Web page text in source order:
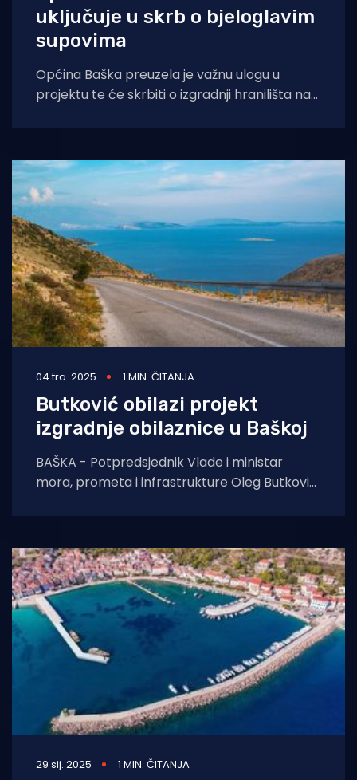
uključuje u skrb o bjeloglavim
supovima
Općina Baška preuzela je važnu ulogu u
projektu te će skrbiti o izgradnji hranilišta na
04 tra. 2025 1 MIN. ČITANJA
Butković obilazi projekt
izgradnje obilaznice u Baškoj
BAŠKA - Potpredsjednik Vlade i ministar
mora, prometa i infrastrukture Oleg Butković
izgradnje obilaznice Drage Bašćanske
29 sij. 2025 1 MIN. ČITANJA